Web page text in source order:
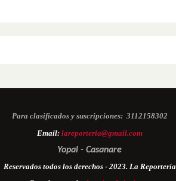
Para clasificados y suscripciones: 3112158302
Email: lareporteria@gmail.com
Yopal - Casanare
Reservados todos los derechos - 2023. La Reportería